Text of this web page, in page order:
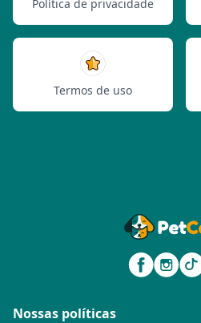
Política de privacidade
Termos de uso
Nossas políticas